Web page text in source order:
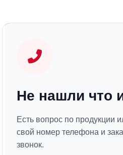
Не нашли что
Есть вопрос по продукции
свой номер телефона и
звонок.